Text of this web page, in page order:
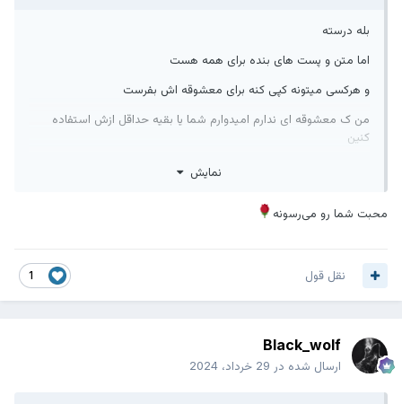
بله درسته
اما متن و پست های بنده برای همه هست
و هرکسی میتونه کپی کنه برای معشوقه اش بفرست
من ک معشوقه ای ندارم امیدوارم شما یا بقیه حداقل ازش استفاده
کنین
نمایش
محبت شما رو می‌رسونه
نقل قول
Black_wolf
ارسال شده در 29 خرداد، 2024